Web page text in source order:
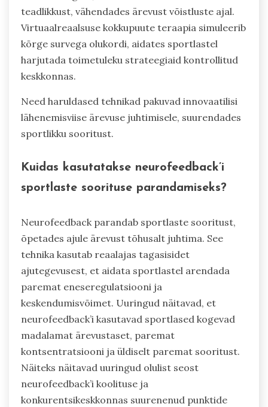
teadlikkust, vähendades ärevust võistluste ajal.
Virtuaalreaalsuse kokkupuute teraapia simuleerib
kõrge survega olukordi, aidates sportlastel
harjutada toimetuleku strateegiaid kontrollitud
keskkonnas.
Need haruldased tehnikad pakuvad innovaatilisi
lähenemisviise ärevuse juhtimisele, suurendades
sportlikku sooritust.
Kuidas kasutatakse neurofeedback’i
sportlaste soorituse parandamiseks?
Neurofeedback parandab sportlaste sooritust,
õpetades ajule ärevust tõhusalt juhtima. See
tehnika kasutab reaalajas tagasisidet
ajutegevusest, et aidata sportlastel arendada
paremat eneseregulatsiooni ja
keskendumisvõimet. Uuringud näitavad, et
neurofeedback’i kasutavad sportlased kogevad
madalamat ärevustaset, paremat
kontsentratsiooni ja üldiselt paremat sooritust.
Näiteks näitavad uuringud olulist seost
neurofeedback’i koolituse ja
konkurentsikeskkonnas suurenenud punktide